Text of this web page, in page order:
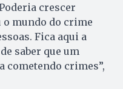
crescer
mundo do crime
Fica aqui a
saber que um
cometendo crimes”,